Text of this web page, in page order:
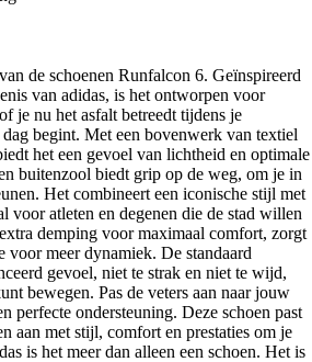
de schoenen Runfalcon 6. Geïnspireerd
van adidas, is het ontworpen voor
je nu het asfalt betreedt tijdens je
begint. Met een bovenwerk van textiel
het een gevoel van lichtheid en optimale
buitenzool biedt grip op de weg, om je in
Het combineert een iconische stijl met
voor atleten en degenen die de stad willen
demping voor maximaal comfort, zorgt
voor meer dynamiek. De standaard
gevoel, niet te strak en niet te wijd,
bewegen. Pas de veters aan naar jouw
perfecte ondersteuning. Deze schoen past
aan met stijl, comfort en prestaties om je
is het meer dan alleen een schoen. Het is